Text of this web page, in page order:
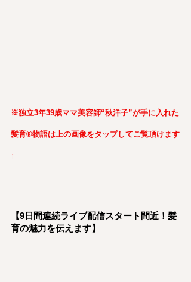
※独立3年39歳ママ美容師“秋洋子”が手に入れた
髪育®︎物語は上の画像をタップしてご覧頂けます
↑
【9日間連続ライブ配信スタート間近！髪
育の魅力を伝えます】